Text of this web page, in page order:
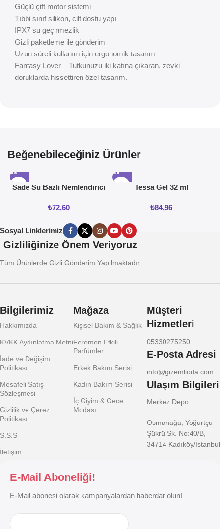
Güçlü çift motor sistemi
Tıbbi sınıf silikon, cilt dostu yapı
IPX7 su geçirmezlik
Gizli paketleme ile gönderim
Uzun süreli kullanım için ergonomik tasarım
Fantasy Lover – Tutkunuzu iki katına çıkaran, zevki
doruklarda hissettiren özel tasarım.
Beğenebileceğiniz Ürünler
Sade Su Bazlı Nemlendirici
₺72,60
Tessa Gel 32 ml
₺84,96
Sosyal Linklerimiz
Gizliliğinize Önem Veriyoruz
Tüm Ürünlerde Gizli Gönderim Yapılmaktadır
Bilgilerimiz
Hakkımızda
KVKK Aydınlatma Metni
İade ve Değişim
Politikası
Mesafeli Satış
Sözleşmesi
Gizlilik ve Çerez
Politikası
S.S.S
İletişim
Mağaza
Kişisel Bakım & Sağlık
Feromon Etkili
Parfümler
Erkek Bakım Serisi
Kadın Bakım Serisi
İç Giyim & Gece
Modası
Müşteri
Hizmetleri
05330275250
E-Posta Adresi
info@gizemlioda.com
Ulaşım Bilgileri
Merkez Depo
Osmanağa, Yoğurtçu
Şükrü Sk. No:40/B,
34714 Kadıköy/İstanbul
E-Mail Aboneliği!
E-Mail abonesi olarak kampanyalardan haberdar olun!